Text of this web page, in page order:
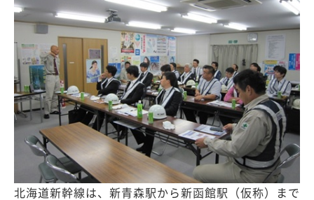
北海道新幹線は、新青森駅から新函館駅（仮称）まで